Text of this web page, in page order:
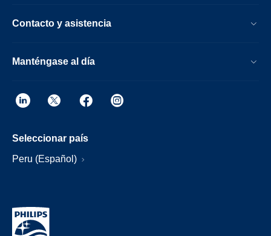
Contacto y asistencia
Manténgase al día
Seleccionar país
Peru (Español)